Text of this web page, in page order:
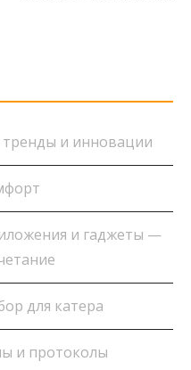
тренды и инновации
и гаджеты —
для катера
и протоколы